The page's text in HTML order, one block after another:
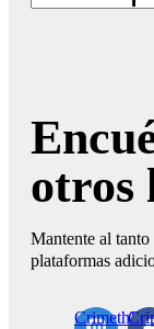
otros
Mantente al tanto
plataformas